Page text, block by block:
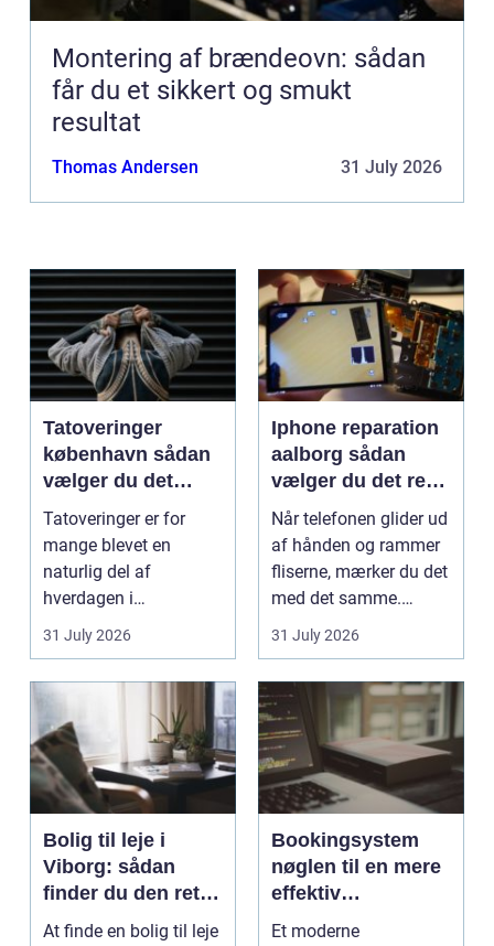
Montering af brændeovn: sådan
får du et sikkert og smukt
resultat
Thomas Andersen 31 July 2026
Tatoveringer
københavn sådan
vælger du det
rigtige studie
Tatoveringer er for
mange blevet en
naturlig del af
hverdagen i
København. Byen er
fyldt med dygtige...
31 July 2026
Iphone reparation
aalborg sådan
vælger du det rette
værksted
Når telefonen glider ud
af hånden og rammer
fliserne, mærker du det
med det samme.
Skærmen splintrer...
31 July 2026
Bolig til leje i
Viborg: sådan
finder du den rette
lejlighed
At finde en bolig til leje
Bookingsystem
nøglen til en mere
effektiv
klinikhverdag
Et moderne